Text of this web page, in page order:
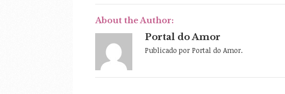
About the Author:
Portal do Amor
Publicado por Portal do Amor.